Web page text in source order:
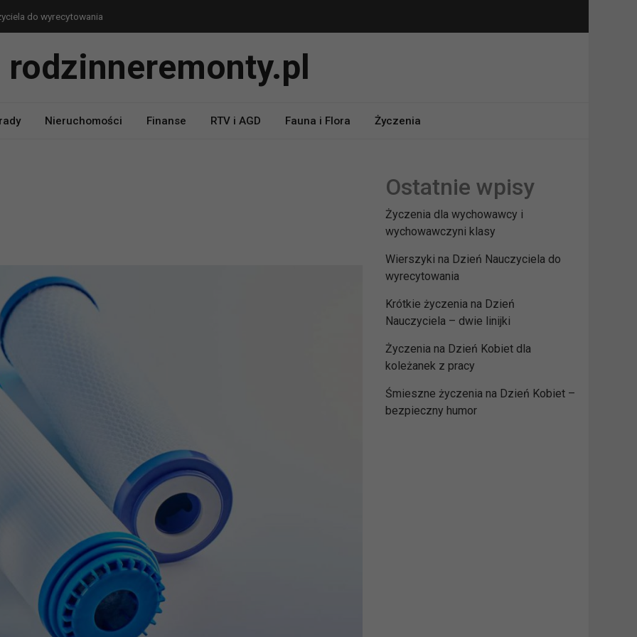
do wyrecytowania
dla koleżanek z pracy
Kobiet – bezpieczny humor
rodzinneremonty.pl
Nieruchomości Finanse RTV i AGD Fauna i Flora Życzenia
Ostatnie wpisy
Życzenia dla wychowawcy i
wychowawczyni klasy
Wierszyki na Dzień Nauczyciela do
wyrecytowania
Krótkie życzenia na Dzień
Nauczyciela – dwie linijki
Życzenia na Dzień Kobiet dla
koleżanek z pracy
Śmieszne życzenia na Dzień Kobiet –
bezpieczny humor